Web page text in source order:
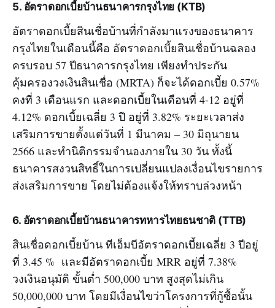
5. อัตราดอกเบี้ยบ้านธนาคารกรุงไทย (KTB)
อัตราดอกเบี้ยสินเชื่อบ้านที่กำลังมาแรงของธนาคาร
กรุงไทยในเดือนนี้คือ อัตราดอกเบี้ยสินเชื่อบ้านฉลอง
ครบรอบ 57 ปีธนาคารกรุงไทย เพียงทำประกัน
คุ้มครองวงเงินสินเชื่อ (MRTA) ก็จะได้ดอกเบี้ย 0.57%
คงที่ 3 เดือนแรก และดอกเบี้ยในเดือนที่ 4-12 อยู่ที่
4.12% ดอกเบี้ยเฉลี่ย 3 ปี อยู่ที่ 3.82% ระยะเวลาส่ง
เสริมการขายตั้งแต่วันที่ 1 มีนาคม – 30 มิถุนายน
2566 และทำนิติกรรมจำนองภายใน 30 วัน ทั้งนี้
ธนาคารสงวนสิทธิ์ในการเปลี่ยนแปลงเงื่อนไขรายการ
ส่งเสริมการขาย โดยไม่ต้องแจ้งให้ทราบล่วงหน้า
6. อัตราดอกเบี้ยบ้านธนาคารทหารไทยธนชาติ (TTB)
สินเชื่อดอกเบี้ยบ้าน ทีเอ็มบีอัตราดอกเบี้ยเฉลี่ย 3 ปีอยู่
ที่ 3.45 % เเละมีอัตราดอกเบี้ย MRR อยู่ที่ 7.38%
วงเงินอนุมัติ ขั้นต่ำ 500,000 บาท สูงสุดไม่เกิน
50,000,000 บาท โดยมีเงื่อนไขว่าโครงการที่กู้ซื้อนั้น